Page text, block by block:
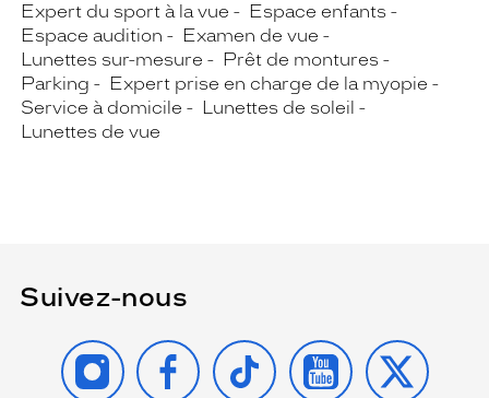
Expert du sport à la vue
Espace enfants
Espace audition
Examen de vue
Lunettes sur-mesure
Prêt de montures
Parking
Expert prise en charge de la myopie
Service à domicile
Lunettes de soleil
Lunettes de vue
Suivez-nous
INSTAGRAMFACEBOOK
TIKTOK YOUTUBE
X